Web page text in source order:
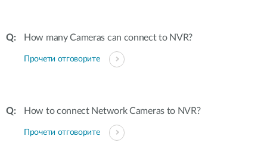
How many Cameras can connect to NVR?
Прочети отговорите
How to connect Network Cameras to NVR?
Прочети отговорите